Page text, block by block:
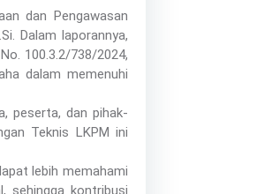
dan Pengawasan
Dalam laporannya,
100.3.2/738/2024,
dalam memenuhi
peserta, dan pihak-
Teknis LKPM ini
lebih memahami
sehingga kontribusi